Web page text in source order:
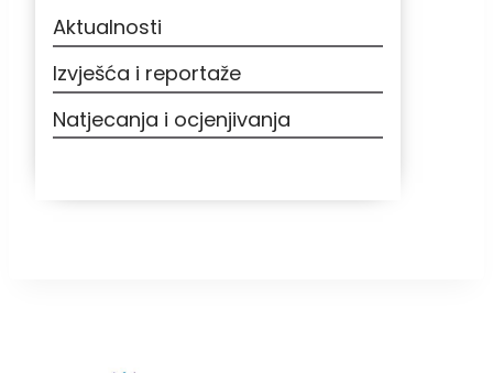
Aktualnosti
Izvješća i reportaže
Natjecanja i ocjenjivanja